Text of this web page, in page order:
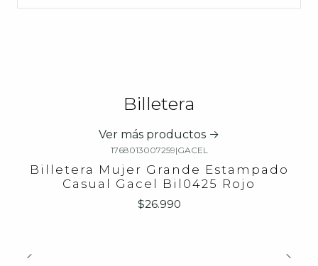
Billetera
Ver más productos
1768013007259|GACEL
Billetera Mujer Grande Estampado
Casual Gacel Bil0425 Rojo
$26.990